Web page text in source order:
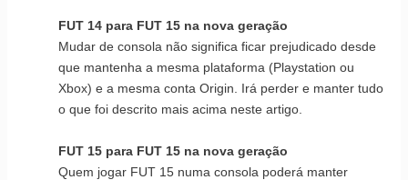
FUT 14 para FUT 15 na nova geração
Mudar de consola não significa ficar prejudicado desde
que mantenha a mesma plataforma (Playstation ou
Xbox) e a mesma conta Origin. Irá perder e manter tudo
o que foi descrito mais acima neste artigo.
FUT 15 para FUT 15 na nova geração
Quem jogar FUT 15 numa consola poderá manter